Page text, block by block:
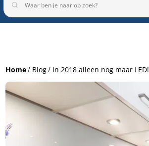
Inbouwspots
Home Blog In 2018 alleen nog maar LED!